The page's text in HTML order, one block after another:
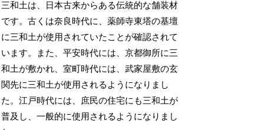
三和土は、日本古来からある伝統的な舗装材
です。古くは奈良時代に、薬師寺東塔の基壇
に三和土が使用されていたことが確認されて
います。また、平安時代には、京都御所に三
和土が敷かれ、室町時代には、武家屋敷の玄
関先に三和土が使用されるようになりまし
た。江戸時代には、庶民の住宅にも三和土が
普及し、一般的に使用されるようになりまし